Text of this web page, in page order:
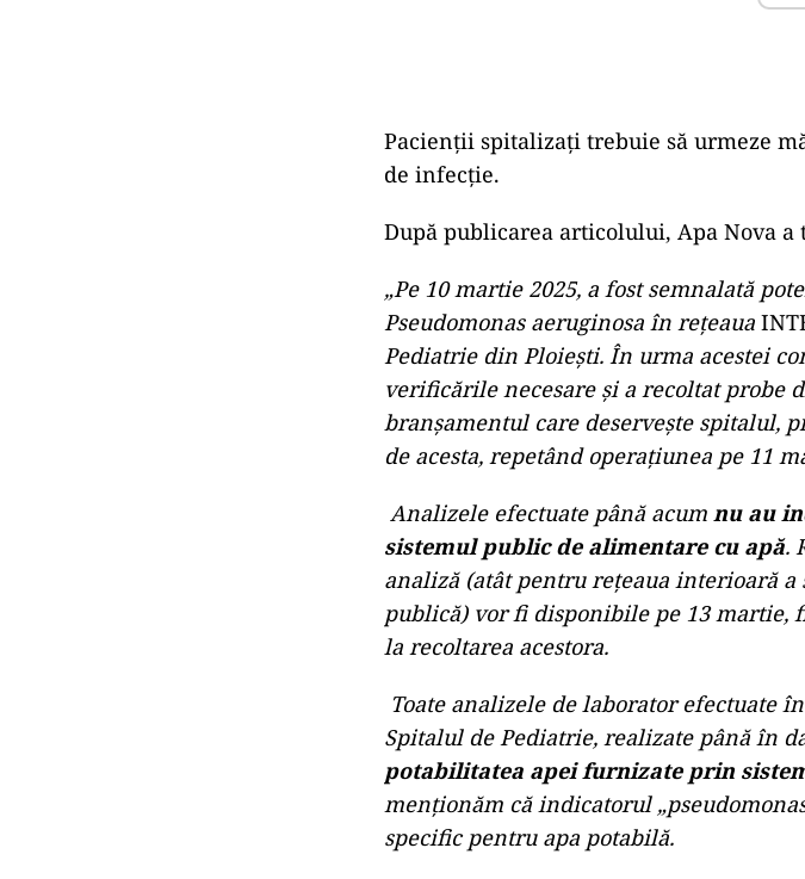
Pacienții spitalizați trebuie să urmeze
de infecție.
După publicarea articolului, Apa Nova
„Pe 10 martie 2025, a fost semnalată
Pseudomonas aeruginosa în rețeaua
Pediatrie din Ploiești. În urma acestei
verificările necesare și a recoltat probe
branșamentul care deservește spitalul,
de acesta, repetând operațiunea pe 11
Analizele efectuate până acum nu au
sistemul public de alimentare cu apă.
analiză (atât pentru rețeaua interioară
publică) vor fi disponibile pe 13 martie,
la recoltarea acestora.
Toate analizele de laborator efectuate
Spitalul de Pediatrie, realizate până în
potabilitatea apei furnizate prin
menționăm că indicatorul
specific pentru apa potabilă.